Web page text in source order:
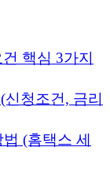
핵심 3가지
청조건, 금리
(홈택스 세